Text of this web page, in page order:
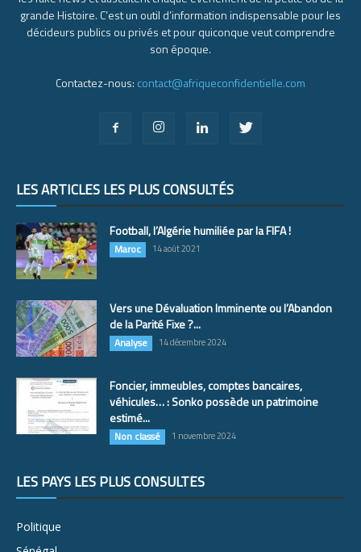
grande Histoire. C’est un outil d’information indispensable pour les
décideurs publics ou privés et pour quiconque veut comprendre
son époque.
Contactez-nous: contact@afriqueconfidentielle.com
LES ARTICLES LES PLUS CONSULTÉS
Football, l’Algérie humiliée par la FIFA !
Maroc 14 août 2021
Vers une Dévaluation Imminente ou l’Abandon
de la Parité Fixe ?...
Analyse 14 décembre 2024
Foncier, immeubles, comptes bancaires,
véhicules… : Sonko possède un patrimoine
estimé...
Non classé 1 novembre 2024
LES PAYS LES PLUS CONSULTÉS
Politique